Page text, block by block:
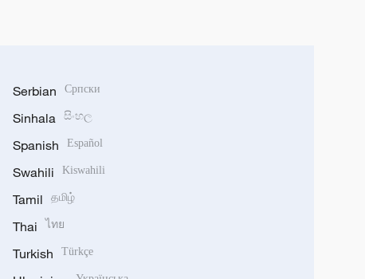
Serbian Српски
Sinhala සිංහල
Spanish Español
Swahili Kiswahili
Tamil தமிழ்
Thai ไทย
Turkish Türkçe